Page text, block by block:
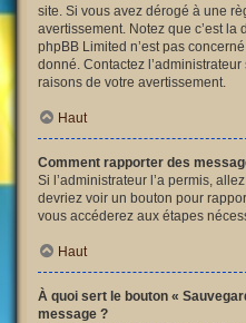
site. Si vous avez dérogé à une
avertissement. Notez que c’est la
phpBB Limited n’est pas
donné. Contactez
raisons de votre avertissement.
Haut
Comment rapporter des
Si l’administrateur l’a permis,
devriez voir un bouton pour
vous accéderez aux étapes
Haut
À quoi sert le bouton «
message ?